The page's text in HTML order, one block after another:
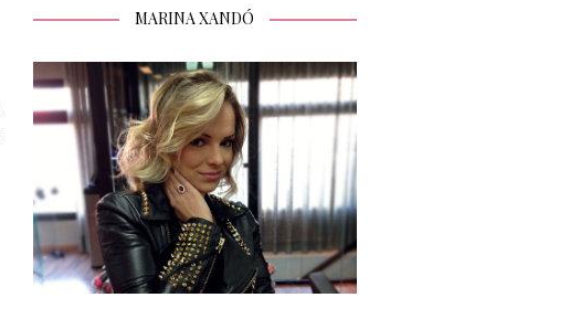
MARINA XANDÓ